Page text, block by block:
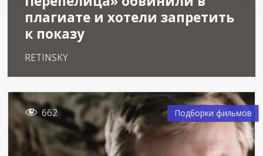
плагиате и хотели запретить
к показу
RETINSKY
 662 Подборки фильмов